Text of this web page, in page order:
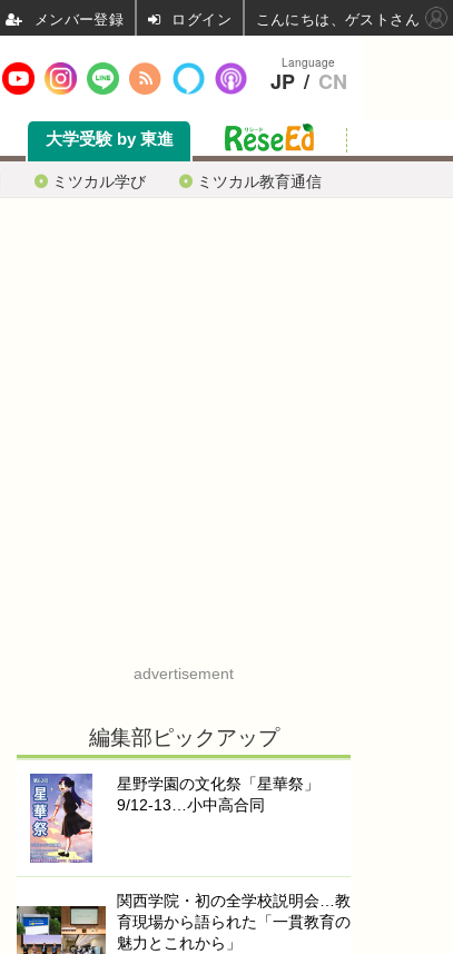
ミツカル学び ミツカル教育通信
大学受験 by 東進
advertisement
編集部ピックアップ
星野学園の文化祭「星華祭」
9/12-13…小中高合同
関西学院・初の全学校説明会…教
育現場から語られた「一貫教育の
魅力とこれから」
Language
JP / CN
ログイン こんにちは、ゲストさん